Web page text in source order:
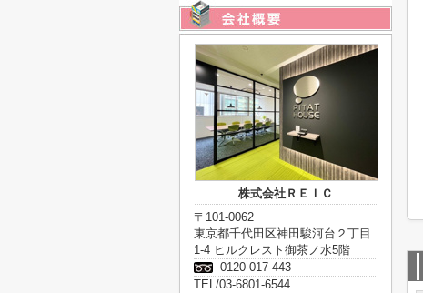
株式会社ＲＥＩＣ
〒101-0062
東京都千代田区神田駿河台２丁目
1-4 ヒルクレスト御茶ノ水5階
0120-017-443
TEL/03-6801-6544